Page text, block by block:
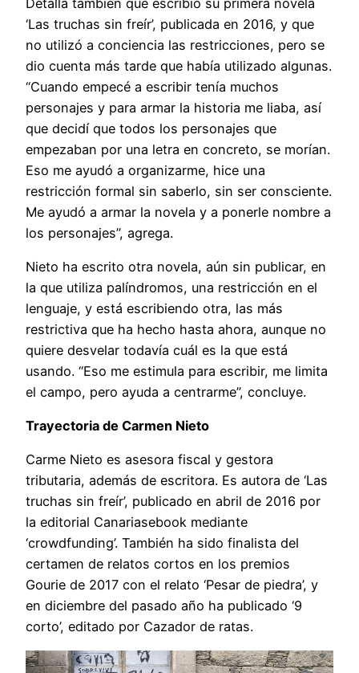
‘Las truchas sin freír’, publicada en 2016, y que
no utilizó a conciencia las restricciones, pero se
dio cuenta más tarde que había utilizado algunas.
“Cuando empecé a escribir tenía muchos
personajes y para armar la historia me liaba, así
que decidí que todos los personajes que
empezaban por una letra en concreto, se morían.
Eso me ayudó a organizarme, hice una
restricción formal sin saberlo, sin ser consciente.
Me ayudó a armar la novela y a ponerle nombre a
los personajes”, agrega.
Nieto ha escrito otra novela, aún sin publicar, en
la que utiliza palíndromos, una restricción en el
lenguaje, y está escribiendo otra, las más
restrictiva que ha hecho hasta ahora, aunque no
quiere desvelar todavía cuál es la que está
usando. “Eso me estimula para escribir, me limita
el campo, pero ayuda a centrarme”, concluye.
Trayectoria de Carmen Nieto
Carme Nieto es asesora fiscal y gestora
tributaria, además de escritora. Es autora de ‘Las
truchas sin freír’, publicado en abril de 2016 por
la editorial Canariasebook mediante
‘crowdfunding’. También ha sido finalista del
certamen de relatos cortos en los premios
Gourie de 2017 con el relato ‘Pesar de piedra’, y
en diciembre del pasado año ha publicado ‘9
corto’, editado por Cazador de ratas.